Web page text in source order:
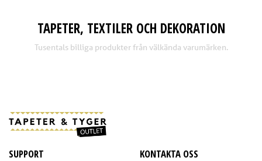
TAPETER, TEXTILER OCH DEKORATION
Tusentals billiga produkter från välkända varumärken.
SUPPORT KONTAKTA OSS